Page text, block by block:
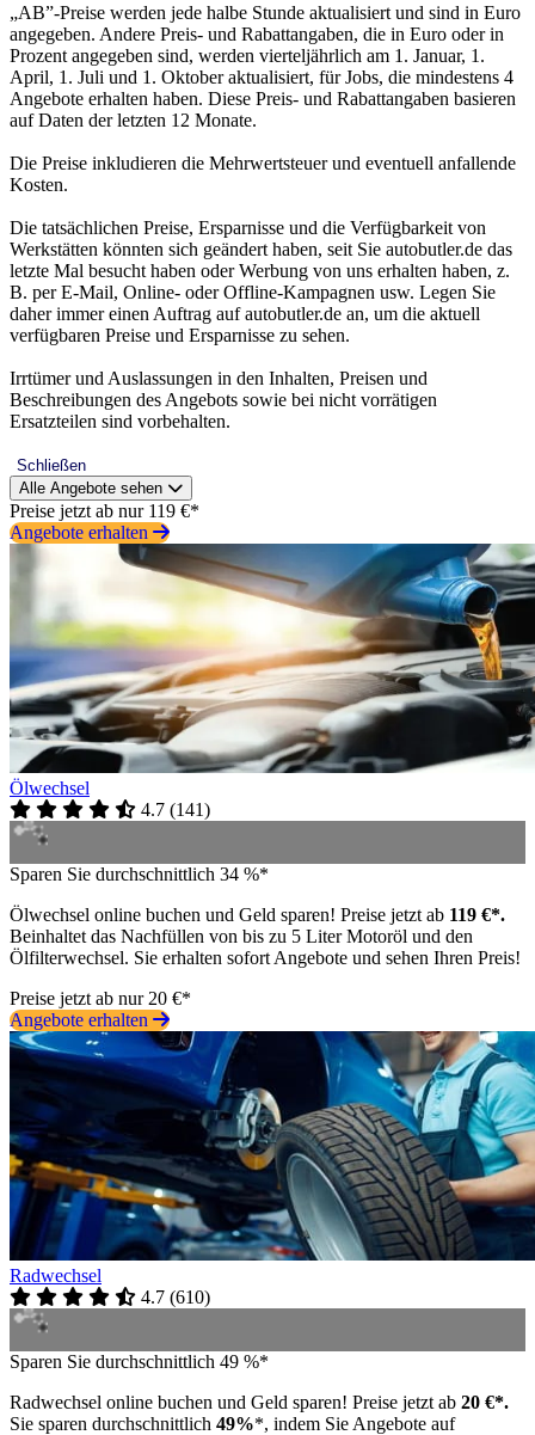
„AB”-Preise werden jede halbe Stunde aktualisiert und sind in Euro
angegeben. Andere Preis- und Rabattangaben, die in Euro oder in
Prozent angegeben sind, werden vierteljährlich am 1. Januar, 1.
April, 1. Juli und 1. Oktober aktualisiert, für Jobs, die mindestens 4
Angebote erhalten haben. Diese Preis- und Rabattangaben basieren
auf Daten der letzten 12 Monate.
Die Preise inkludieren die Mehrwertsteuer und eventuell anfallende
Kosten.
Die tatsächlichen Preise, Ersparnisse und die Verfügbarkeit von
Werkstätten könnten sich geändert haben, seit Sie autobutler.de das
letzte Mal besucht haben oder Werbung von uns erhalten haben, z.
B. per E-Mail, Online- oder Offline-Kampagnen usw. Legen Sie
daher immer einen Auftrag auf autobutler.de an, um die aktuell
verfügbaren Preise und Ersparnisse zu sehen.
Irrtümer und Auslassungen in den Inhalten, Preisen und
Beschreibungen des Angebots sowie bei nicht vorrätigen
Ersatzteilen sind vorbehalten.
Schließen
Alle Angebote sehen
Preise jetzt ab nur 119 €*
Angebote erhalten
Ölwechsel
4.7 (141)
Sparen Sie durchschnittlich 34 %*
Ölwechsel online buchen und Geld sparen! Preise jetzt ab 119 €*.
Beinhaltet das Nachfüllen von bis zu 5 Liter Motoröl und den
Ölfilterwechsel. Sie erhalten sofort Angebote und sehen Ihren Preis!
Preise jetzt ab nur 20 €*
Angebote erhalten
Radwechsel
4.7 (610)
Sparen Sie durchschnittlich 49 %*
Radwechsel online buchen und Geld sparen! Preise jetzt ab 20 €*.
Sie sparen durchschnittlich 49%*, indem Sie Angebote auf